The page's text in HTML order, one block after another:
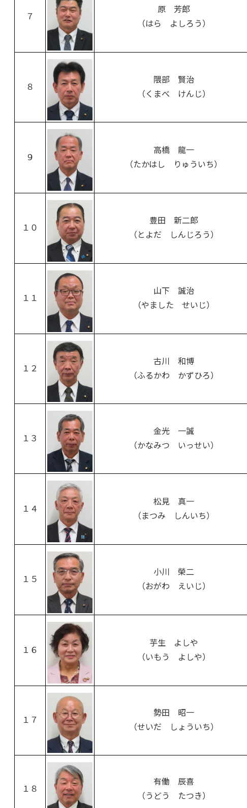
７
原 芳郎
（はら よしろう）
８
隈部 賢治
（くまべ けんじ）
９
高橋 龍一
（たかはし りゅういち）
１０
豊田 新二郎
（とよだ しんじろう）
１１
山下 誠治
（やました せいじ）
１２
古川 和博
（ふるかわ かずひろ）
１３
金光 一誠
（かなみつ いっせい）
１４
松見 真一
（まつみ しんいち）
１５
小川 榮二
（おがわ えいじ）
１６
芋生 よしや
（いもう よしや）
１７
勢田 昭一
（せいだ しょういち）
１８
有働 辰喜
（うどう たつき）